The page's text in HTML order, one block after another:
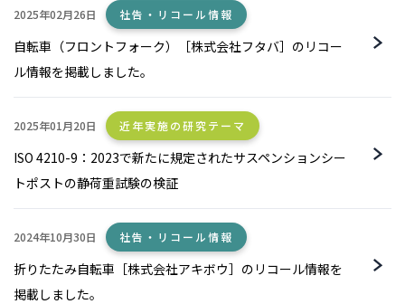
2025年02月26日 社告・リコール情報
自転車（フロントフォーク）［株式会社フタバ］のリコー
ル情報を掲載しました。
2025年01月20日 近年実施の研究テーマ
ISO 4210-9：2023で新たに規定されたサスペンションシー
トポストの静荷重試験の検証
2024年10月30日 社告・リコール情報
折りたたみ自転車［株式会社アキボウ］のリコール情報を
掲載しました。